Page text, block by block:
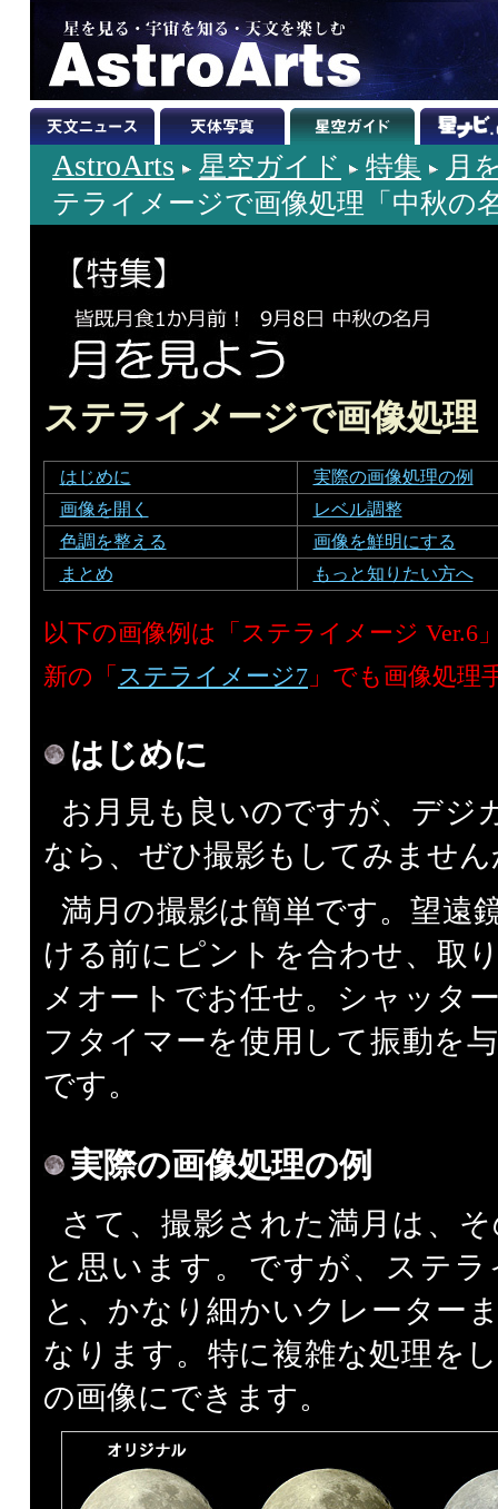
AstroArts 星空ガイド 特集
月
テライメージで画像処理「中秋の
ステライメージで画像処理
はじめに
実際の画像処理の例
画像を開く
レベル調整
色調を整える
画像を鮮明にする
まとめ
もっと知りたい方へ
以下の画像例は「ステライメージ Ver.6
新の「 ステライメージ7 」でも画像処理
はじめに
お月見も良いのですが、デジ
なら、ぜひ撮影もしてみませ
満月の撮影は簡単です。望遠
ける前にピントを合わせ、取
メオートでお任せ。シャッタ
フタイマーを使用して振動を
です。
実際の画像処理の例
さて、撮影された満月は、
と思います。ですが、ステ
と、かなり細かいクレーター
なります。特に複雑な処理を
の画像にできます。